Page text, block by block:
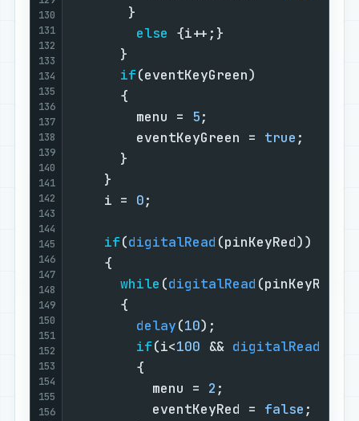
130
131
132
133
134
135
136
137
138
139
140
141
142
143
144
145
146
147
148
149
150
151
152
153
154
155
156
else
if
        menu =
5
        eventKeyGreen =
true
    i =
0
if(digitalRead
while (digitalRead
delay(10
if(i<100 && digitalRead
          menu =
2
          eventKeyRed =
false